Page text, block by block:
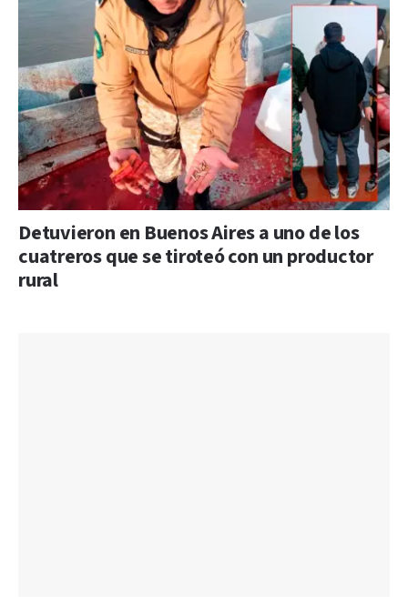
Detuvieron en Buenos Aires a uno de los
cuatreros que se tiroteó con un productor
rural